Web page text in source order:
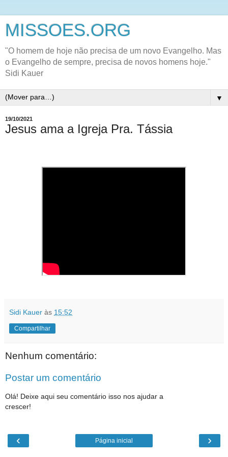
MISSOES.ORG
"O homem de hoje não precisa de um novo Evangelho. Mas
o Evangelho de sempre, precisa de novos homens hoje."
Sidi Kauer
▼
19/10/2021
Jesus ama a Igreja Pra. Tássia
Sidi Kauer às 15:52
Compartilhar
Nenhum comentário:
Postar um comentário
Olá! Deixe aqui seu comentário isso nos ajudar a
crescer!
‹ ›
Página inicial